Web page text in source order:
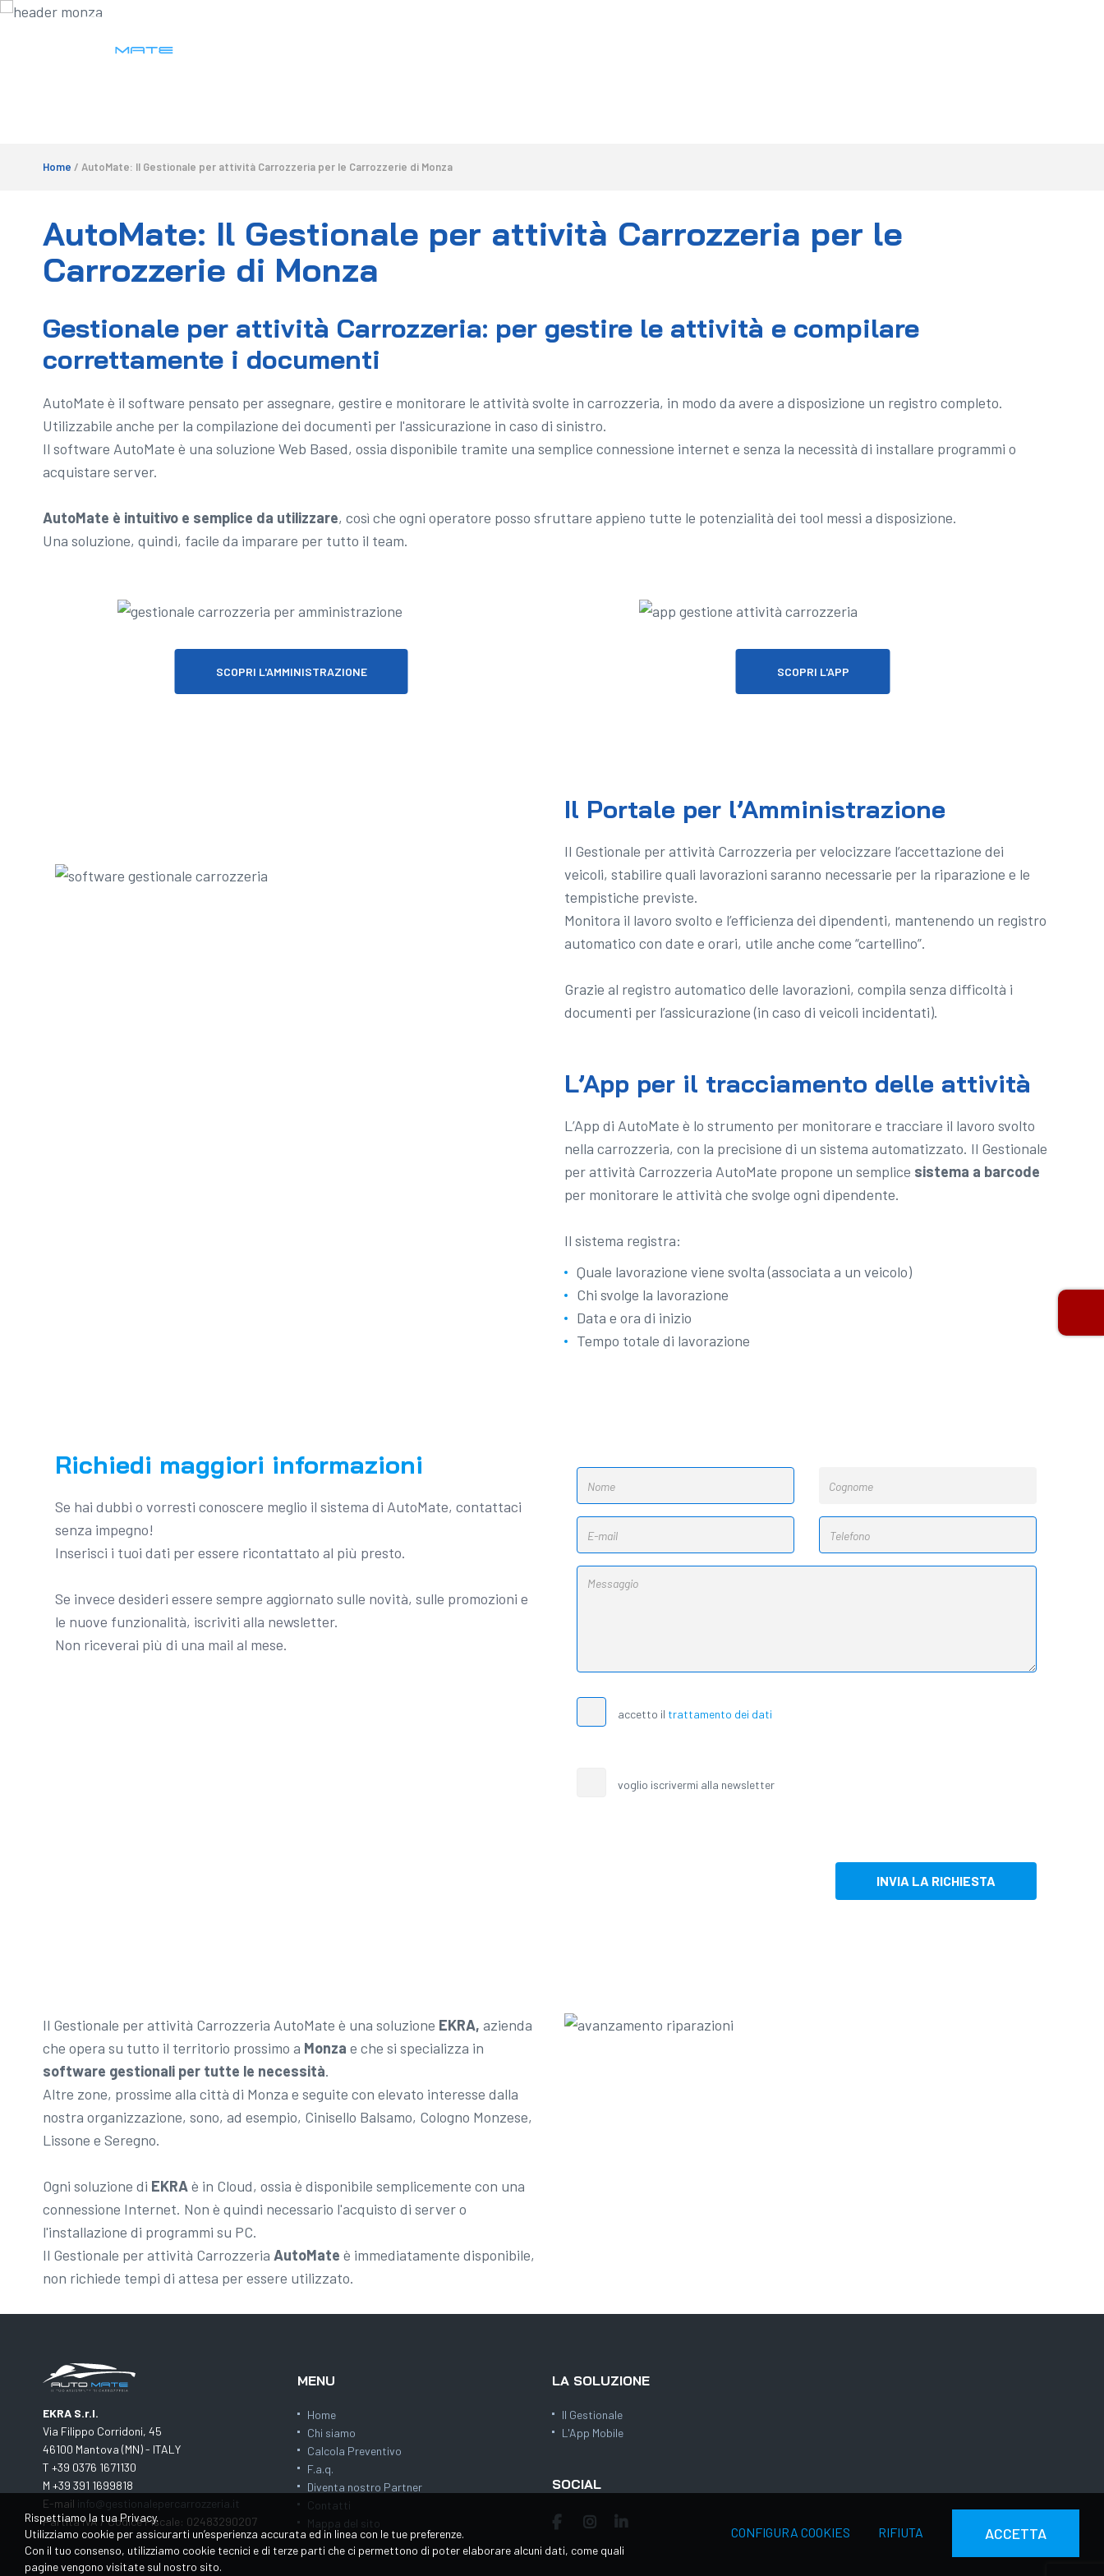
Home / AutoMate: Il Gestionale per attività Carrozzeria per le Carrozzerie di Monza
AutoMate: Il Gestionale per attività Carrozzeria per le
Carrozzerie di Monza
Gestionale per attività Carrozzeria: per gestire le attività e compilare
correttamente i documenti
AutoMate è il software pensato per assegnare, gestire e monitorare le attività svolte in carrozzeria, in modo da avere a disposizione un registro completo.
Utilizzabile anche per la compilazione dei documenti per l'assicurazione in caso di sinistro.
Il software AutoMate è una soluzione Web Based, ossia disponibile tramite una semplice connessione internet e senza la necessità di installare programmi o
acquistare server.
AutoMate è intuitivo e semplice da utilizzare, così che ogni operatore posso sfruttare appieno tutte le potenzialità dei tool messi a disposizione.
Una soluzione, quindi, facile da imparare per tutto il team.
SCOPRI L'AMMINISTRAZIONE SCOPRI L'APP
Il Portale per l’Amministrazione
Il Gestionale per attività Carrozzeria per velocizzare l’accettazione dei
veicoli, stabilire quali lavorazioni saranno necessarie per la riparazione e le
tempistiche previste.
Monitora il lavoro svolto e l’efficienza dei dipendenti, mantenendo un registro
automatico con date e orari, utile anche come “cartellino”.
Grazie al registro automatico delle lavorazioni, compila senza difficoltà i
documenti per l’assicurazione (in caso di veicoli incidentati).
L’App per il tracciamento delle attività
L’App di AutoMate è lo strumento per monitorare e tracciare il lavoro svolto
nella carrozzeria, con la precisione di un sistema automatizzato. Il Gestionale
per attività Carrozzeria AutoMate propone un semplice sistema a barcode
per monitorare le attività che svolge ogni dipendente.
Il sistema registra:
Quale lavorazione viene svolta (associata a un veicolo)
Chi svolge la lavorazione
Data e ora di inizio
Tempo totale di lavorazione
Richiedi maggiori informazioni
Se hai dubbi o vorresti conoscere meglio il sistema di AutoMate, contattaci
senza impegno!
Inserisci i tuoi dati per essere ricontattato al più presto.
Se invece desideri essere sempre aggiornato sulle novità, sulle promozioni e
le nuove funzionalità, iscriviti alla newsletter.
Non riceverai più di una mail al mese.
accetto il trattamento dei dati
voglio iscrivermi alla newsletter
INVIA LA RICHIESTA
Il Gestionale per attività Carrozzeria AutoMate è una soluzione EKRA, azienda
che opera su tutto il territorio prossimo a Monza e che si specializza in
software gestionali per tutte le necessità.
Altre zone, prossime alla città di Monza e seguite con elevato interesse dalla
nostra organizzazione, sono, ad esempio, Cinisello Balsamo, Cologno Monzese,
Lissone e Seregno.
Ogni soluzione di EKRAè in Cloud, ossia è disponibile semplicemente con una
connessione Internet. Non è quindi necessario l'acquisto di server o
l'installazione di programmi su PC.
Il Gestionale per attività Carrozzeria AutoMate è immediatamente disponibile,
non richiede tempi di attesa per essere utilizzato.
EKRA S.r.l.
Via Filippo Corridoni, 45
46100 Mantova (MN) - ITALY
T +39 0376 1671130
M +39 391 1699818
E-mail info@gestionalepercarrozzeria.it
Partita IVA / Codice Fiscale: 02483290207
MENU
Home
Chi siamo
Calcola Preventivo
F.a.q.
Diventa nostro Partner
Contatti
Mappa del sito
LA SOLUZIONE
Il Gestionale
L'App Mobile
SOCIAL
Rispettiamo la tua Privacy.
Utilizziamo cookie per assicurarti un’esperienza accurata ed in linea con le tue preferenze.
Con il tuo consenso, utilizziamo cookie tecnici e di terze parti che ci permettono di poter elaborare alcuni dati, come quali
pagine vengono visitate sul nostro sito.
CONFIGURA COOKIES RIFIUTA ACCETTA